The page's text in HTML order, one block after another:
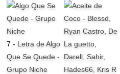
7 - Letra de Algo
Que Se Quede -
Grupo Niche